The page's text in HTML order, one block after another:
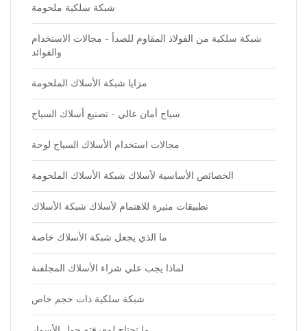
شبكة سلكية ملحومة
شبكة سلكية من الفولاذ المقاوم للصدأ - مجالات الاستخدام
والفوائد
مزايا شبكة الأسلاك الملحومة
سياج أمان عالي - تصنيع أسلاك السياج
مجالات استخدام الأسلاك السياج لوحة
الخصائص الأساسية لأسلاك شبكة الأسلاك الملحومة
تطبيقات مثيرة للاهتمام لأسلاك شبكة الأسلاك
ما الذي يجعل شبكة الأسلاك خاصة
لماذا يجب علي شراء الأسلاك المجلفنة
شبكة سلكية ذات حجم خاص